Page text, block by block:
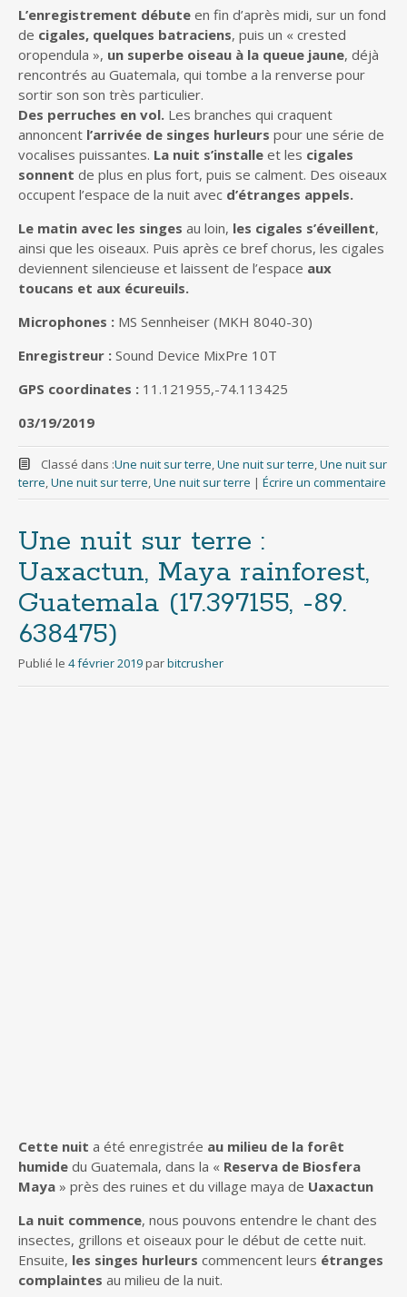
L’enregistrement débute en fin d’après midi, sur un fond
de cigales, quelques batraciens, puis un « crested
oropendula », un superbe oiseau à la queue jaune, déjà
rencontrés au Guatemala, qui tombe a la renverse pour
sortir son son très particulier.
Des perruches en vol. Les branches qui craquent
annoncent l’arrivée de singes hurleurs pour une série de
vocalises puissantes. La nuit s’installe et les cigales
sonnent de plus en plus fort, puis se calment. Des oiseaux
occupent l’espace de la nuit avec d’étranges appels.
Le matin avec les singes au loin, les cigales s’éveillent,
ainsi que les oiseaux. Puis après ce bref chorus, les cigales
deviennent silencieuse et laissent de l’espace aux
toucans et aux écureuils.
Microphones : MS Sennheiser (MKH 8040-30)
Enregistreur : Sound Device MixPre 10T
GPS coordinates : 11.121955,-74.113425
03/19/2019
Classé dans :Une nuit sur terre,Une nuit sur terre,Une nuit sur
terre,Une nuit sur terre,Une nuit sur terre | Écrire un commentaire
Une nuit sur terre :
Uaxactun, Maya rainforest,
Guatemala (17​.​397155, -89​.​
638475)
Publié le 4 février 2019 parbitcrusher
Cette nuit a été enregistrée au milieu de la forêt
humide du Guatemala, dans la « Reserva de Biosfera
Maya » près des ruines et du village maya de Uaxactun
La nuit commence, nous pouvons entendre le chant des
insectes, grillons et oiseaux pour le début de cette nuit.
Ensuite, les singes hurleurs commencent leurs étranges
complaintes au milieu de la nuit.